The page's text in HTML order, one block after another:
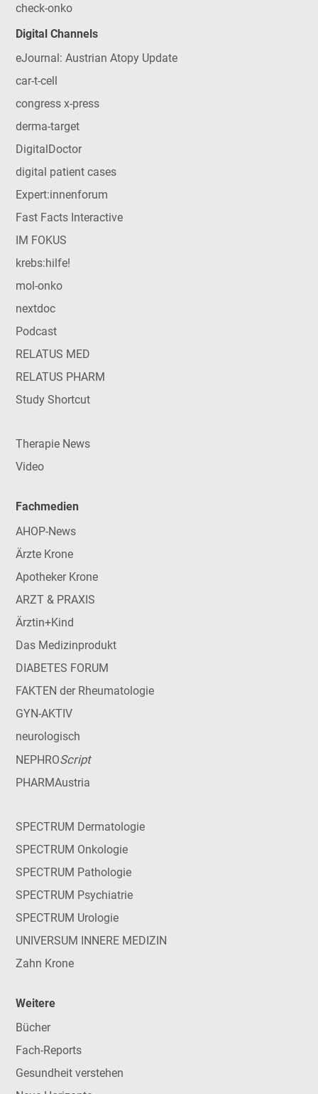
check-onko
Digital Channels
eJournal: Austrian Atopy Update
car-t-cell
congress x-press
derma-target
DigitalDoctor
digital patient cases
Expert:innenforum
Fast Facts Interactive
IM FOKUS
krebs:hilfe!
mol-onko
nextdoc
Podcast
RELATUS MED
RELATUS PHARM
Study Shortcut
Therapie News
Video
Fachmedien
AHOP-News
Ärzte Krone
Apotheker Krone
ARZT & PRAXIS
Ärztin+Kind
Das Medizinprodukt
DIABETES FORUM
FAKTEN der Rheumatologie
GYN-AKTIV
neurologisch
NEPHROScript
PHARMAustria
SPECTRUM Dermatologie
SPECTRUM Onkologie
SPECTRUM Pathologie
SPECTRUM Psychiatrie
SPECTRUM Urologie
UNIVERSUM INNERE MEDIZIN
Zahn Krone
Weitere
Bücher
Fach-Reports
Gesundheit verstehen